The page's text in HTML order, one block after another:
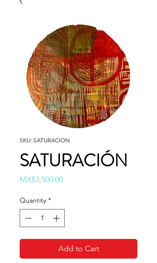
SKU: SATURACION
SATURACIÓN
MX$3,500.00Price
Quantity *
Add to Cart